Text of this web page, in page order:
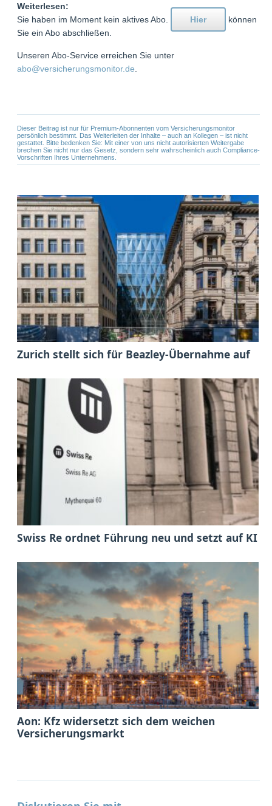
Weiterlesen:
Sie haben im Moment kein aktives Abo.
Hier
können
Sie ein Abo abschließen.
Unseren Abo-Service erreichen Sie unter
abo@versicherungsmonitor.de
Dieser Beitrag ist nur für Premium-Abonnenten vom Versicherungsmonitor
persönlich bestimmt. Das Weiterleiten der Inhalte – auch an Kollegen – ist nicht
gestattet. Bitte bedenken Sie: Mit einer von uns nicht autorisierten Weitergabe
brechen Sie nicht nur das Gesetz, sondern sehr wahrscheinlich auch Compliance-
Vorschriften Ihres Unternehmens.
Zurich stellt sich für Beazley-Übernahme auf
Swiss Re ordnet Führung neu und setzt auf KI
Aon: Kfz widersetzt sich dem weichen
Versicherungsmarkt